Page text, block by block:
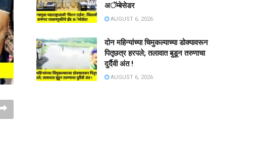
अॅम्बेसेडर
AUGUST 6, 2026
दोन महिन्यांच्या चिमुकल्याच्या डोक्यावरून
पितृछत्र हरपले; तलावात बुडून तरुणाचा
दुर्दैवी अंत !
AUGUST 6, 2026